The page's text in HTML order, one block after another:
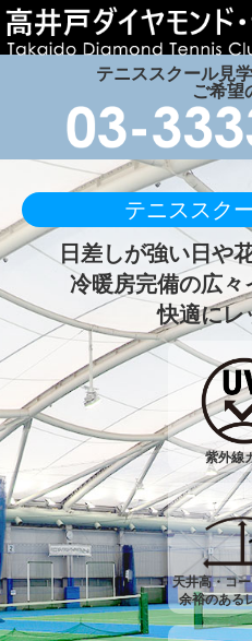
テニススクール見
ご希望
テニススク
日差しが強い日や
冷暖房完備の広
快適にレ
紫外線
天井高・コ
余裕のある